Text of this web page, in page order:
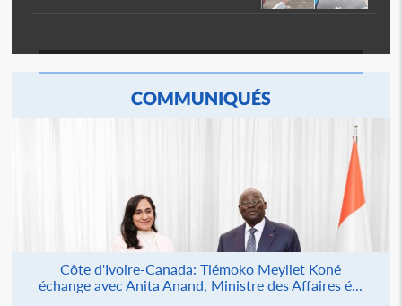
COMMUNIQUÉS
Côte d'Ivoire-Canada: Tiémoko Meyliet Koné
échange avec Anita Anand, Ministre des Affaires é...